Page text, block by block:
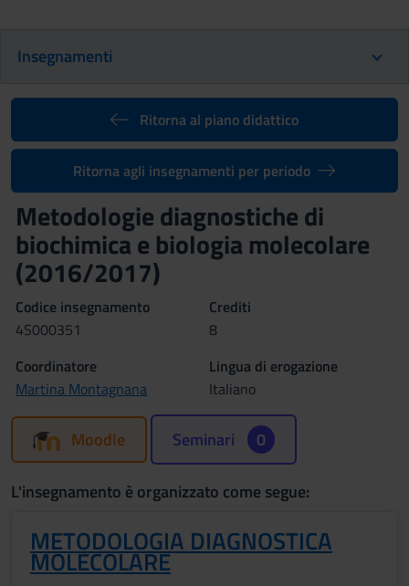
Insegnamenti
Ritorna al piano didattico
Ritorna agli insegnamenti per periodo
Metodologie diagnostiche di
biochimica e biologia molecolare
(2016/2017)
Codice insegnamento
4S000351
Crediti
8
Coordinatore
Martina Montagnana
Lingua di erogazione
Italiano
Moodle Seminari 0
L'insegnamento è organizzato come segue:
METODOLOGIA DIAGNOSTICA
MOLECOLARE